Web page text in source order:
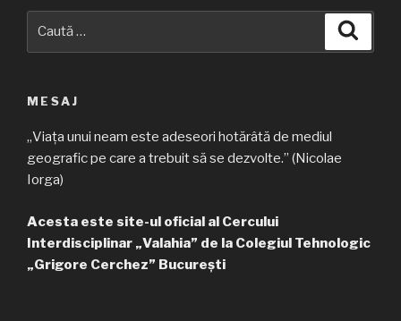
MESAJ
„Viața unui neam este adeseori hotărâtă de mediul
geografic pe care a trebuit să se dezvolte.” (Nicolae
Iorga)
Acesta este site-ul oficial al Cercului
Interdisciplinar „Valahia” de la Colegiul Tehnologic
„Grigore Cerchez” București